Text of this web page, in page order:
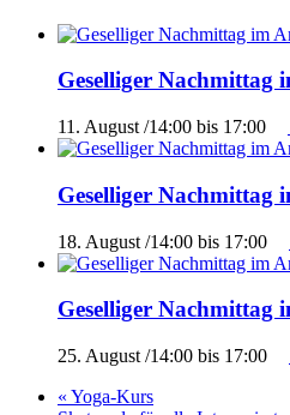
Geselliger Nachmittag
11. August /14:00 bis 17:00
Geselliger Nachmittag
18. August /14:00 bis 17:00
Geselliger Nachmittag
25. August /14:00 bis 17:00
« Yoga-Kurs